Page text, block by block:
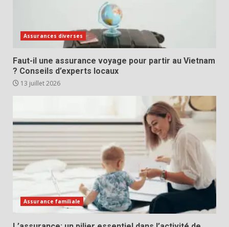
Assurances diverses
Faut-il une assurance voyage pour partir au Vietnam
? Conseils d’experts locaux
13 juillet 2026
Assurance familiale